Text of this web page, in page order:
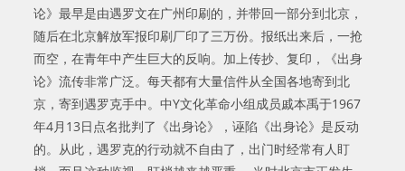
论》最早是由遇罗文在广州印刷的，并带回一部分到北京，
随后在北京解放军报印刷厂印了三万份。报纸出来后，一抢
而空，在青年中产生巨大的反响。加上传抄、复印，《出身
论》流传非常广泛。每天都有大量信件从全国各地寄到北
京，寄到遇罗克手中。中Y文化革命小组成员戚本禹于1967
年4月13日点名批判了《出身论》，诬陷《出身论》是反动
的。从此，遇罗克的行动就不自由了，出门时经常有人盯